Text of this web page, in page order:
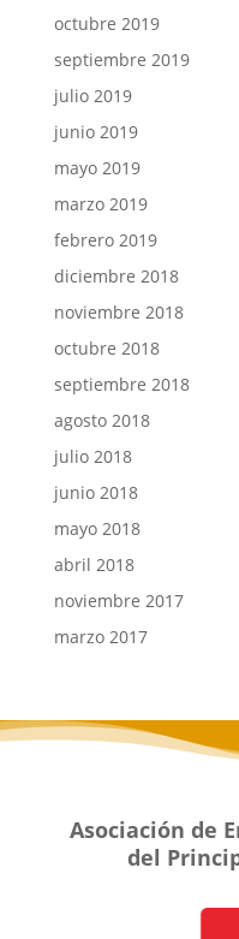
octubre 2019
septiembre 2019
julio 2019
junio 2019
mayo 2019
marzo 2019
febrero 2019
diciembre 2018
noviembre 2018
octubre 2018
septiembre 2018
agosto 2018
julio 2018
junio 2018
mayo 2018
abril 2018
noviembre 2017
marzo 2017
Asociación de
del